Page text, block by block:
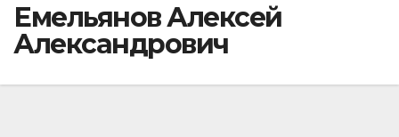
Емельянов Алексей
Александрович